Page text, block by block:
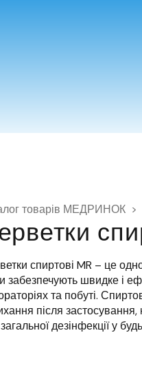
товарів МЕДРИНОК
спиртові MR – це
забезпечують швидке і
та побуті.
після
дезінфекції у